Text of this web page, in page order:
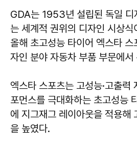
GDA는 1953년 설립된 독일 디
는 세계적 권위의 디자인 시상
올해 초고성능 타이어 엑스타 스
자인 분야 자동차 부품 부문에서
엑스타 스포츠는 고성능·고출력
포먼스를 극대화하는 초고성능
에 지그재그 레이아웃을 적용해
을 높였다.